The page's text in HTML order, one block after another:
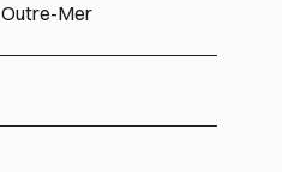
Outre-Mer